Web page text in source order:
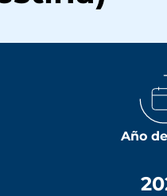
Año